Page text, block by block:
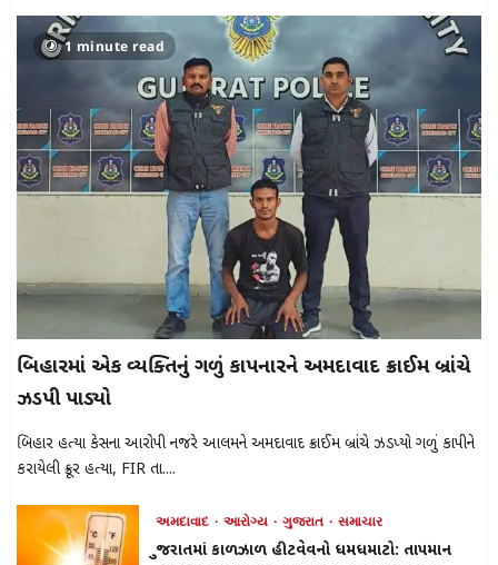
1 minute read
બિહારમાં એક વ્યક્તિનું ગળું કાપનારને અમદાવાદ ક્રાઈમ બ્રાંચે
ઝડપી પાડ્યો
બિહાર હત્યા કેસના આરોપી નજરે આલમને અમદાવાદ ક્રાઈમ બ્રાંચે ઝડપ્યો ગળું કાપીને
કરાયેલી ક્રૂર હત્યા, FIR તા....
અમદાવાદ આરોગ્ય ગુજરાત સમાચાર
ગુજરાતમાં કાળઝાળ હીટવેવનો ધમધમાટો: તાપમાન